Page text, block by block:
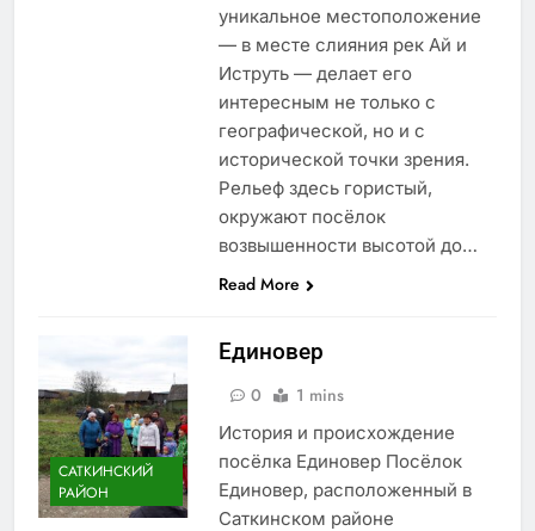
уникальное местоположение
— в месте слияния рек Ай и
Иструть — делает его
интересным не только с
географической, но и с
исторической точки зрения.
Рельеф здесь гористый,
окружают посёлок
возвышенности высотой до…
Read More
САТКИНСКИЙ
РАЙОН
Единовер
0 1 mins
История и происхождение
посёлка Единовер Посёлок
Единовер, расположенный в
Саткинском районе